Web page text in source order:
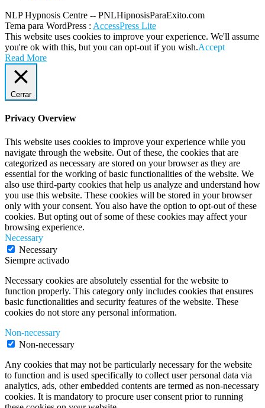
NLP Hypnosis Centre -- PNLHipnosisParaExito.com
Tema para WordPress : AccessPress Lite
This website uses cookies to improve your experience. We'll assume
you're ok with this, but you can opt-out if you wish.Accept
Read More
Cerrar
Privacy Overview
This website uses cookies to improve your experience while you
navigate through the website. Out of these, the cookies that are
categorized as necessary are stored on your browser as they are
essential for the working of basic functionalities of the website. We
also use third-party cookies that help us analyze and understand how
you use this website. These cookies will be stored in your browser
only with your consent. You also have the option to opt-out of these
cookies. But opting out of some of these cookies may affect your
browsing experience.
Necessary
Necessary
Siempre activado
Necessary cookies are absolutely essential for the website to
function properly. This category only includes cookies that ensures
basic functionalities and security features of the website. These
cookies do not store any personal information.
Non-necessary
Non-necessary
Any cookies that may not be particularly necessary for the website
to function and is used specifically to collect user personal data via
analytics, ads, other embedded contents are termed as non-necessary
cookies. It is mandatory to procure user consent prior to running